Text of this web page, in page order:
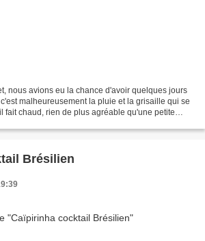
nous avions eu la chance d'avoir quelques jours
malheureusement la pluie et la grisaille qui se
fait chaud, rien de plus agréable qu'une petite
Brésilien